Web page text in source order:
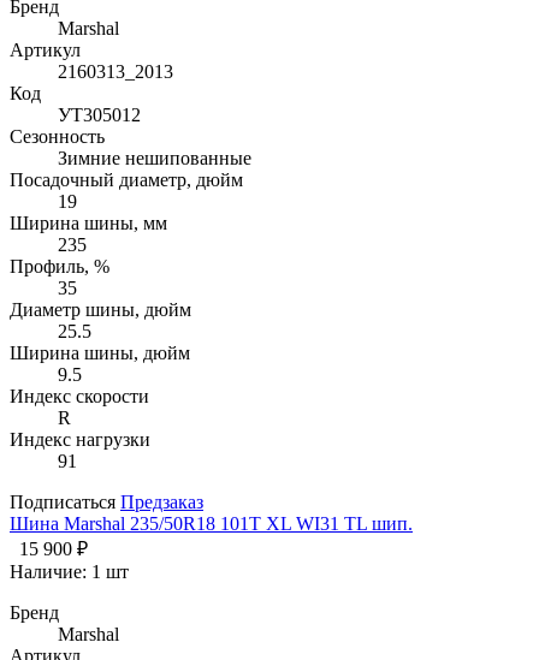
Бренд
Marshal
Артикул
2160313_2013
Код
УТ305012
Сезонность
Зимние нешипованные
Посадочный диаметр, дюйм
19
Ширина шины, мм
235
Профиль, %
35
Диаметр шины, дюйм
25.5
Ширина шины, дюйм
9.5
Индекс скорости
R
Индекс нагрузки
91
Подписаться Предзаказ
Шина Marshal 235/50R18 101T XL WI31 TL шип.
15 900 ₽
Наличие: 1 шт
Бренд
Marshal
Артикул